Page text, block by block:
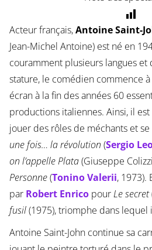
Acteur français,Antoine Saint-
Jean-Michel Antoine) est né en
couramment plusieurs langues et
stature, le comédien commence
écran à la fin des années 60
productions italiennes. Ainsi, il
jouer des rôles de méchants et
une fois… la révolution (Sergio
on l’appelle Plata(Giuseppe
Personne(Tonino Valerii, 1973).
par Robert EnricopourLe secret
fusil(1975), triomphe dans lequel
Antoine Saint-John continue sa